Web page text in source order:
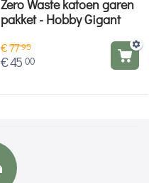
Zero Waste katoen garen
pakket - Hobby Gigant
€7795
€45 00